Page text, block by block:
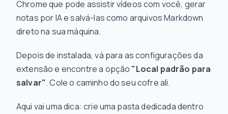
Chrome que pode assistir vídeos com você, gerar
notas por IA e salvá-las como arquivos Markdown
direto na sua máquina.
Depois de instalada, vá para as configurações da
extensão e encontre a opção "Local padrão para
salvar". Cole o caminho do seu cofre ali.
Aqui vai uma dica: crie uma pasta dedicada dentro